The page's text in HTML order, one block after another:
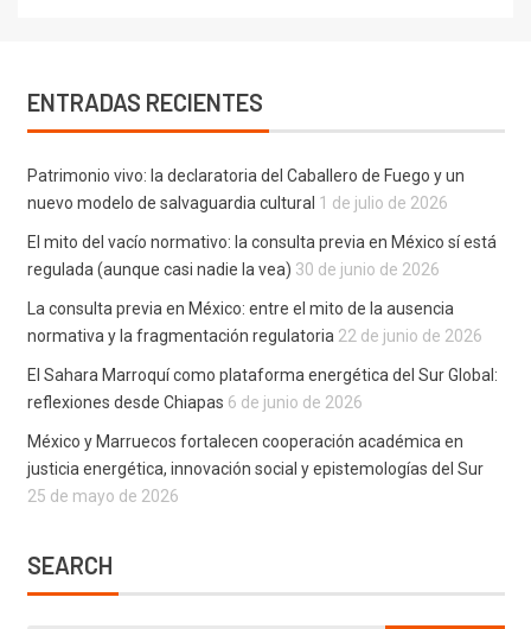
ENTRADAS RECIENTES
Patrimonio vivo: la declaratoria del Caballero de Fuego y un
nuevo modelo de salvaguardia cultural 1 de julio de 2026
El mito del vacío normativo: la consulta previa en México sí está
regulada (aunque casi nadie la vea) 30 de junio de 2026
La consulta previa en México: entre el mito de la ausencia
normativa y la fragmentación regulatoria 22 de junio de 2026
El Sahara Marroquí como plataforma energética del Sur Global:
reflexiones desde Chiapas 6 de junio de 2026
México y Marruecos fortalecen cooperación académica en
justicia energética, innovación social y epistemologías del Sur
25 de mayo de 2026
SEARCH